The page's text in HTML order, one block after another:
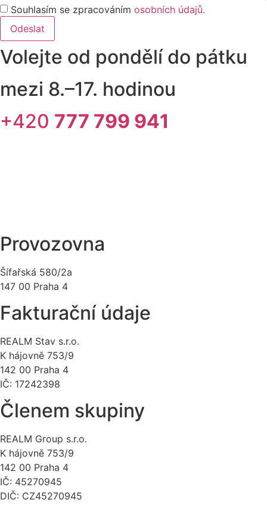
Souhlasím se zpracováním osobních údajů.
Odeslat
Volejte od pondělí do pátku
mezi 8.–17. hodinou
+420 777 799 941
Provozovna
Šífařská 580/2a
147 00 Praha 4
Fakturační údaje
REALM Stav s.r.o.
K hájovně 753/9
142 00 Praha 4
IČ: 17242398
Členem skupiny
REALM Group s.r.o.
K hájovně 753/9
142 00 Praha 4
IČ: 45270945
DIČ: CZ45270945